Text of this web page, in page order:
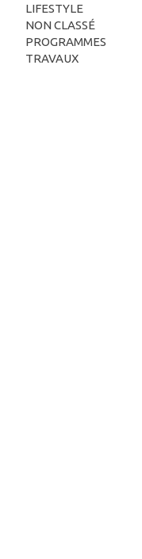
LIFESTYLE
NON CLASSÉ
PROGRAMMES
TRAVAUX